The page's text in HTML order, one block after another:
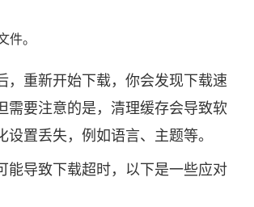
件。
，重新开始下载，你会发现下载速
需要注意的是，清理缓存会导致软
设置丢失，例如语言、主题等。
能导致下载超时，以下是一些应对